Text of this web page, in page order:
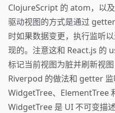
ClojureScript 的 atom，以
驱动视图的方式是通过
时如果数据变更，执行监听
现的。注意这和 React.js 的
标记当前视图为脏并刷新视
Riverpod 的做法和 getter
WidgetTree、ElementTree
WidgetTree 是 UI 不可变描